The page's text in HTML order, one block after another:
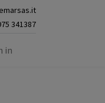
341387
in